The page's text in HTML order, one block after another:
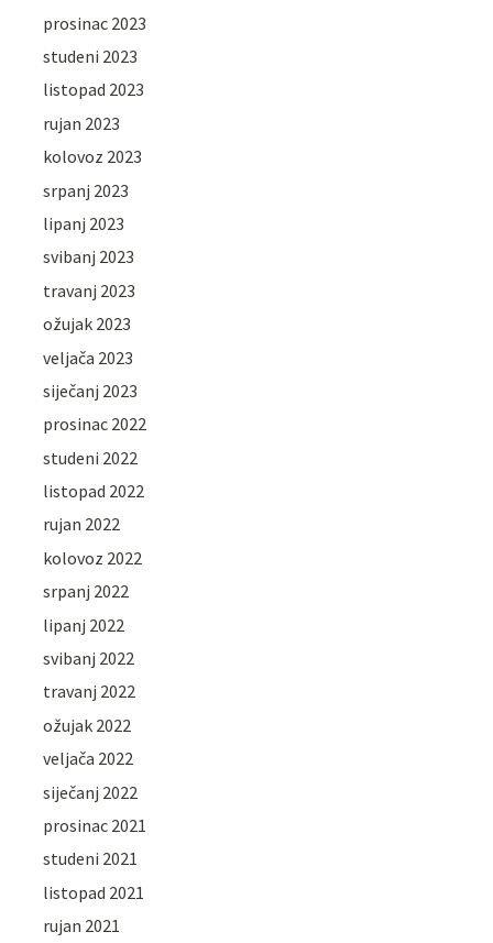
prosinac 2023
studeni 2023
listopad 2023
rujan 2023
kolovoz 2023
srpanj 2023
lipanj 2023
svibanj 2023
travanj 2023
ožujak 2023
veljača 2023
siječanj 2023
prosinac 2022
studeni 2022
listopad 2022
rujan 2022
kolovoz 2022
srpanj 2022
lipanj 2022
svibanj 2022
travanj 2022
ožujak 2022
veljača 2022
siječanj 2022
prosinac 2021
studeni 2021
listopad 2021
rujan 2021